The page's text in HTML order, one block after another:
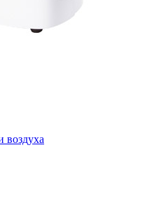
воздуха